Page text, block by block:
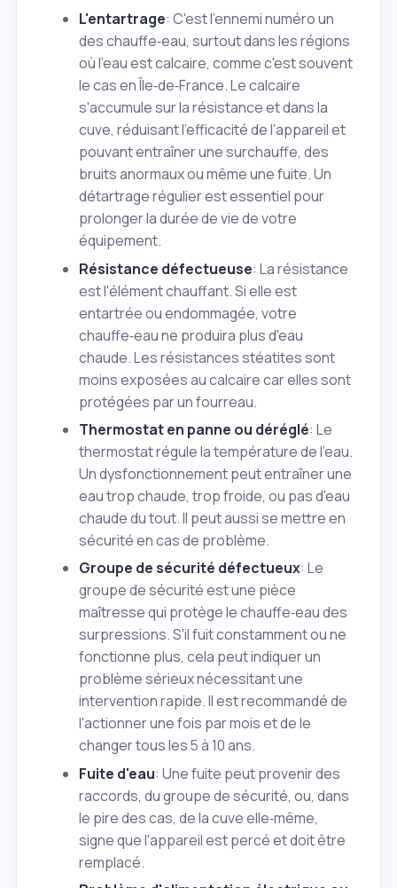
L'entartrage: C'est l'ennemi numéro un
des chauffe‑eau, surtout dans les régions
où l'eau est calcaire, comme c'est souvent
le cas en Île‑de‑France. Le calcaire
s'accumule sur la résistance et dans la
cuve, réduisant l'efficacité de l'appareil et
pouvant entraîner une surchauffe, des
bruits anormaux ou même une fuite. Un
détartrage régulier est essentiel pour
prolonger la durée de vie de votre
équipement.
Résistance défectueuse: La résistance
est l'élément chauffant. Si elle est
entartrée ou endommagée, votre
chauffe‑eau ne produira plus d'eau
chaude. Les résistances stéatites sont
moins exposées au calcaire car elles sont
protégées par un fourreau.
Thermostat en panne ou déréglé: Le
thermostat régule la température de l'eau.
Un dysfonctionnement peut entraîner une
eau trop chaude, trop froide, ou pas d'eau
chaude du tout. Il peut aussi se mettre en
sécurité en cas de problème.
Groupe de sécurité défectueux: Le
groupe de sécurité est une pièce
maîtresse qui protège le chauffe‑eau des
surpressions. S'il fuit constamment ou ne
fonctionne plus, cela peut indiquer un
problème sérieux nécessitant une
intervention rapide. Il est recommandé de
l'actionner une fois par mois et de le
changer tous les 5 à 10 ans.
Fuite d'eau: Une fuite peut provenir des
raccords, du groupe de sécurité, ou, dans
le pire des cas, de la cuve elle‑même,
signe que l'appareil est percé et doit être
remplacé.